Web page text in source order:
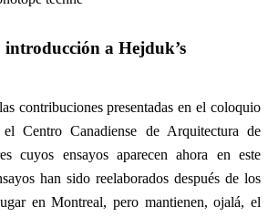
a Hejduk’s
contribuciones presentadas en el coloquio
Centro Canadiense de Arquitectura de
cuyos ensayos aparecen ahora en este
han sido reelaborados después de los
en Montreal, pero mantienen, ojalá, el